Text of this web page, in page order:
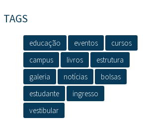
TAGS
educação eventos
cursos
campus
livros
estrutura
galeria
notícias
bolsas
estudante
ingresso
vestibular